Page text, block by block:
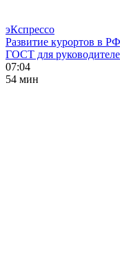
эКспрессо
Развитие курортов в
ГОСТ для
07:04
54 мин